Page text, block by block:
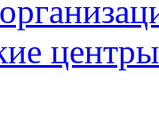
центры